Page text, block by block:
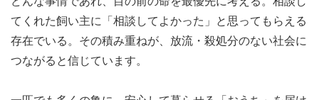
てくれた飼い主に「相談してよかった」と思ってもらえる
存在でいる。その積み重ねが、放流・殺処分のない社会に
つながると信じています。